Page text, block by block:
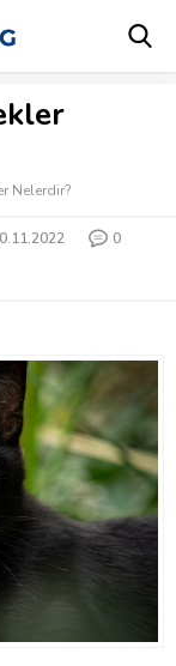
Nelerdir?
0